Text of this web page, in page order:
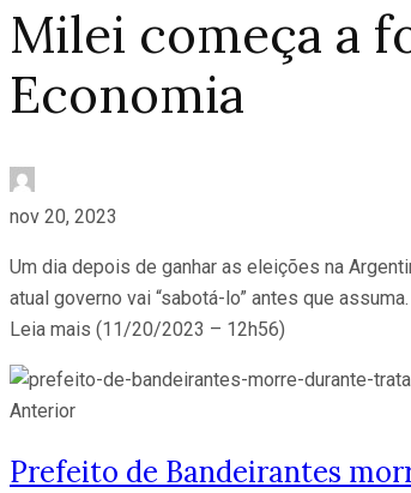
Milei começa a
Economia
nov 20, 2023
Um dia depois de ganhar as eleições na
atual governo vai “sabotá-lo” antes que
Leia mais (11/20/2023 – 12h56)
Anterior
Prefeito de Bandeirantes